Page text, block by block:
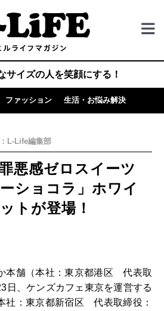
サイズの人を笑顔にする！
ファッション 生活・お悩み解決
L-Life編集部
悪感ゼロスイーツ
ショコラ」ホワイ
トが登場！
本舗（本社：東京都港区 代表取
日、ケンズカフェ東京を運営する
社：東京都新宿区 代表取締役：